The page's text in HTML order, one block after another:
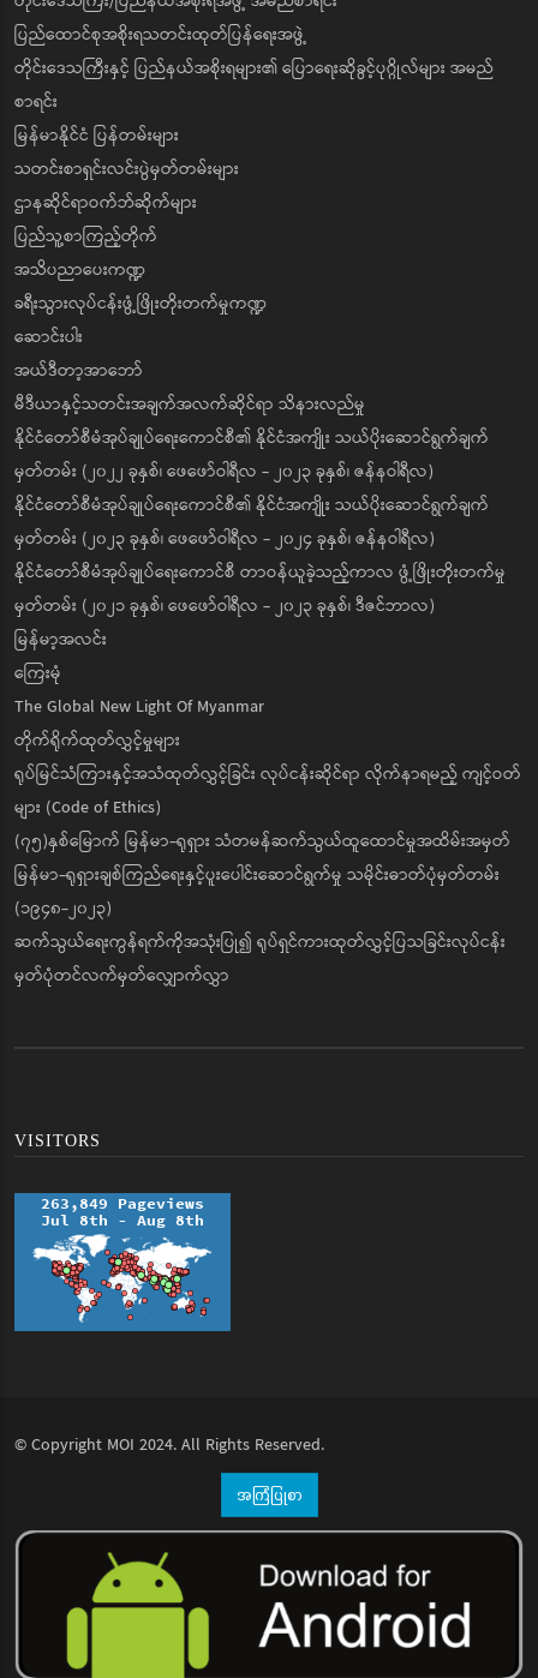
ပြည်ထောင်စုအစိုးရသတင်းထုတ်ပြန်ရေးအဖွဲ့
တိုင်းဒေသကြီးနှင့် ပြည်နယ်အစိုးရများ၏ ပြောရေးဆိုခွင့်ပုဂ္ဂိုလ်များ အမည်
စာရင်း
မြန်မာနိုင်ငံ ပြန်တမ်းများ
သတင်းစာရှင်းလင်းပွဲမှတ်တမ်းများ
ဌာနဆိုင်ရာဝက်ဘ်ဆိုက်များ
ပြည်သူ့စာကြည့်တိုက်
အသိပညာပေးကဏ္ဍ
ခရီးသွားလုပ်ငန်းဖွံ့ဖြိုးတိုးတက်မှုကဏ္ဍ
ဆောင်းပါး
အယ်ဒီတာ့အာဘော်
မီဒီယာနှင့်သတင်းအချက်အလက်ဆိုင်ရာ သိနားလည်မှု
နိုင်ငံတော်စီမံအုပ်ချုပ်ရေးကောင်စီ၏ နိုင်ငံအကျိုး သယ်ပိုးဆောင်ရွက်ချက်
မှတ်တမ်း (၂၀၂၂ ခုနှစ်၊ ဖေဖော်ဝါရီလ - ၂၀၂၃ ခုနှစ်၊ ဇန်နဝါရီလ)
နိုင်ငံတော်စီမံအုပ်ချုပ်ရေးကောင်စီ၏ နိုင်ငံအကျိုး သယ်ပိုးဆောင်ရွက်ချက်
မှတ်တမ်း (၂၀၂၃ ခုနှစ်၊ ဖေဖော်ဝါရီလ - ၂၀၂၄ ခုနှစ်၊ ဇန်နဝါရီလ)
နိုင်ငံတော်စီမံအုပ်ချုပ်ရေးကောင်စီ တာဝန်ယူခဲ့သည့်ကာလ ဖွံ့ဖြိုးတိုးတက်မှု
မှတ်တမ်း (၂၀၂၁ ခုနှစ်၊ ဖေဖော်ဝါရီလ - ၂၀၂၃ ခုနှစ်၊ ဒီဇင်ဘာလ)
မြန်မာ့အလင်း
ကြေးမုံ
The Global New Light Of Myanmar
တိုက်ရိုက်ထုတ်လွှင့်မှုများ
ရုပ်မြင်သံကြားနှင့်အသံထုတ်လွှင့်ခြင်း လုပ်ငန်းဆိုင်ရာ လိုက်နာရမည့် ကျင့်ဝတ်
များ (Code of Ethics)
(၇၅)နှစ်မြောက် မြန်မာ-ရုရှား သံတမန်ဆက်သွယ်ထူထောင်မှုအထိမ်းအမှတ်
မြန်မာ-ရုရှားချစ်ကြည်ရေးနှင့်ပူးပေါင်းဆောင်ရွက်မှု သမိုင်းဓာတ်ပုံမှတ်တမ်း
(၁၉၄၈-၂၀၂၃)
ဆက်သွယ်ရေးကွန်ရက်ကိုအသုံးပြု၍ ရုပ်ရှင်ကားထုတ်လွှင့်ပြသခြင်းလုပ်ငန်း
မှတ်ပုံတင်လက်မှတ်လျှောက်လွှာ
VISITORS
© Copyright MOI 2024. All Rights Reserved.
အကြံပြုစာ